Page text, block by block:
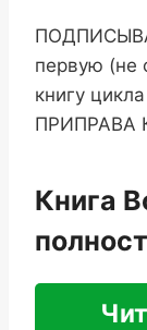
первую (не
книгу
ПРИПРАВА
Книга